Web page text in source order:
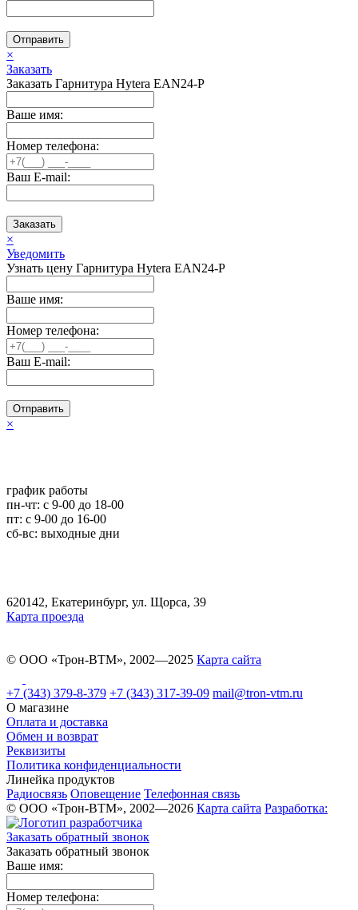
Отправить
×
Заказать
Заказать Гарнитура Hytera EAN24-P
Ваше имя:
Номер телефона:
Ваш E-mail:
Заказать
×
Уведомить
Узнать цену Гарнитура Hytera EAN24-P
Ваше имя:
Номер телефона:
Ваш E-mail:
Отправить
×
график работы
пн-чт: c 9-00 до 18-00
пт: с 9-00 до 16-00
сб-вс: выходные дни
620142, Екатеринбург, ул. Щорса, 39
Карта проезда
© ООО «Трон-ВТМ», 2002—2025 Карта сайта
+7 (343) 379-8-379 +7 (343) 317-39-09 mail@tron-vtm.ru
О магазине
Оплата и доставка
Обмен и возврат
Реквизиты
Политика конфиденциальности
Линейка продуктов
Радиосвязь Оповещение Телефонная связь
© ООО «Трон-ВТМ», 2002—2026 Карта сайта Разработка:
Заказать обратный звонок
Заказать обратный звонок
Ваше имя:
Номер телефона: